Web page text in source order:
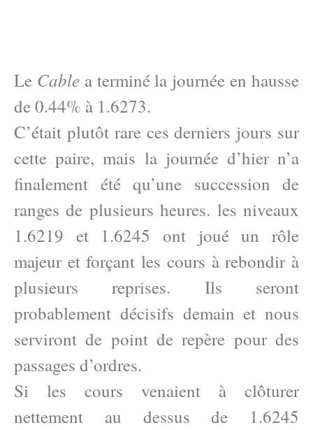
Le Cablea terminé la journée en hausse
de 0.44% à 1.6273.
C’était plutôt rare ces derniers jours sur
cette paire, mais la journée d’hier n’a
finalement été qu’une succession de
ranges de plusieurs heures. les niveaux
1.6219 et 1.6245 ont joué un rôle
majeur et forçant les cours à rebondir à
plusieurs reprises. Ils seront
probablement décisifs demain et nous
serviront de point de repère pour des
passages d’ordres.
Si les cours venaient à clôturer
nettement au dessus de 1.6245